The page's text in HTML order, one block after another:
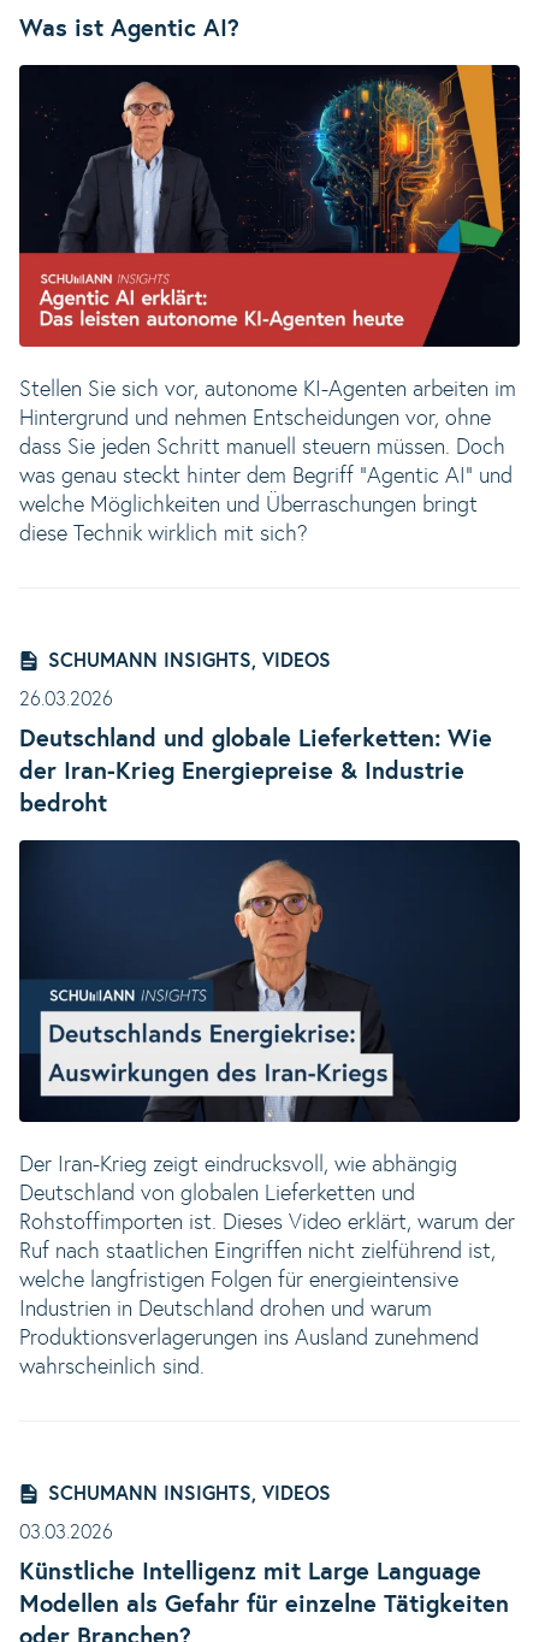
Was ist Agentic AI?
Stellen Sie sich vor, autonome KI-Agenten arbeiten im
Hintergrund und nehmen Entscheidungen vor, ohne
dass Sie jeden Schritt manuell steuern müssen. Doch
was genau steckt hinter dem Begriff "Agentic AI" und
welche Möglichkeiten und Überraschungen bringt
diese Technik wirklich mit sich?
SCHUMANN INSIGHTS, VIDEOS
26.03.2026
Deutschland und globale Lieferketten: Wie
der Iran-Krieg Energiepreise & Industrie
bedroht
Der Iran-Krieg zeigt eindrucksvoll, wie abhängig
Deutschland von globalen Lieferketten und
Rohstoffimporten ist. Dieses Video erklärt, warum der
Ruf nach staatlichen Eingriffen nicht zielführend ist,
welche langfristigen Folgen für energieintensive
Industrien in Deutschland drohen und warum
Produktionsverlagerungen ins Ausland zunehmend
wahrscheinlich sind.
SCHUMANN INSIGHTS, VIDEOS
03.03.2026
Künstliche Intelligenz mit Large Language
Modellen als Gefahr für einzelne Tätigkeiten
oder Branchen?